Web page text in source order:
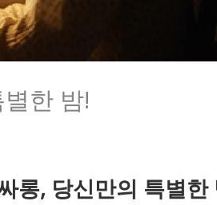
한 밤!
롱, 당신만의 특별한